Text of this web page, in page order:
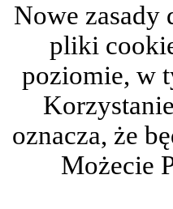
Nowe zasady
pliki
poziomie, w
oznacza, że
Możecie